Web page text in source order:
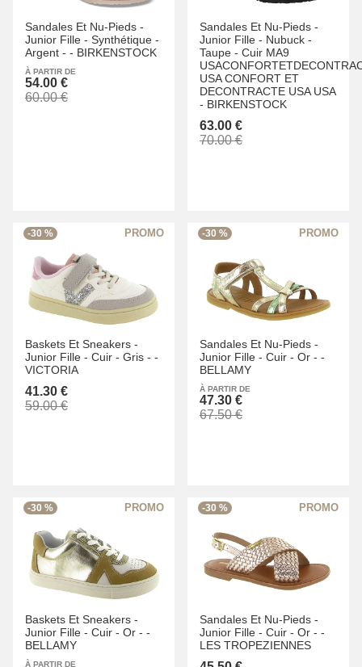
Sandales Et Nu-Pieds -
Junior Fille - Synthétique -
Argent - - BIRKENSTOCK
À PARTIR DE
54.00 €
60.00 €
Sandales Et Nu-Pieds -
Junior Fille - Nubuck -
Taupe - Cuir MA9
USA CONFORT ET
DECONTRACTE USA USA
- BIRKENSTOCK
63.00 €
70.00 €
-30 %
Baskets Et Sneakers -
Junior Fille - Cuir - Gris - -
VICTORIA
41.30 €
59.00 €
-30 %
Sandales Et Nu-Pieds -
Junior Fille - Cuir - Or - -
BELLAMY
À PARTIR DE
47.30 €
67.50 €
-30 %
Baskets Et Sneakers -
Junior Fille - Cuir - Or - -
BELLAMY
À PARTIR DE
-30 %
Sandales Et Nu-Pieds -
Junior Fille - Cuir - Or - -
LES TROPEZIENNES